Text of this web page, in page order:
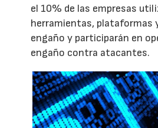
el 10% de las empresas
herramientas, plataformas
engaño y participarán en
engaño contra atacantes.